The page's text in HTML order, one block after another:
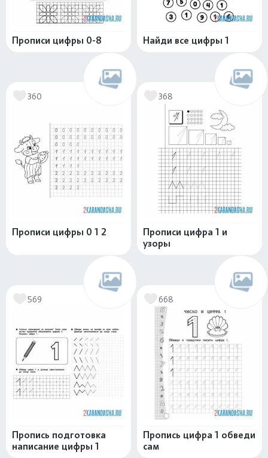
Прописи цифры 0-8 Найди все цифры 1
360
Прописи цифры 0 1 2
368
Прописи цифра 1 и
узоры
569
Пропись подготовка
написание цифры 1
668
Пропись цифра 1 обведи
сам